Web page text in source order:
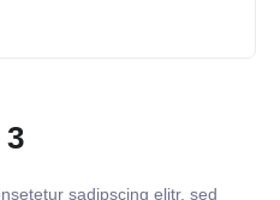
sadipscing elitr, sed